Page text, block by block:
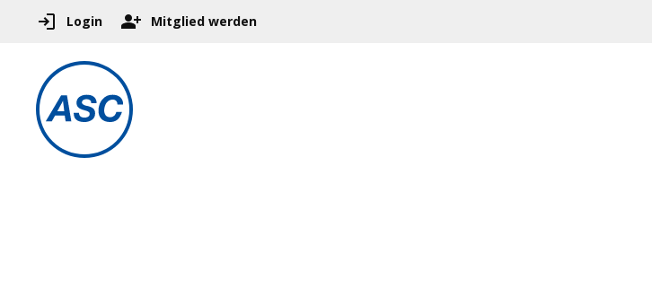
Login Mitglied werden